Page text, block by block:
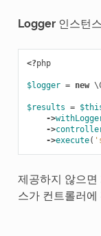
Logger인스턴
<?php
$logger = new
$results =
->
->
->execute(
제공하지 않으
스가 컨트롤러에